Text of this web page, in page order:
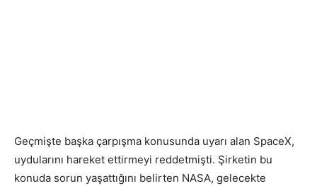
Geçmişte başka çarpışma konusunda uyarı alan SpaceX,
uydularını hareket ettirmeyi reddetmişti. Şirketin bu
konuda sorun yaşattığını belirten NASA, gelecekte